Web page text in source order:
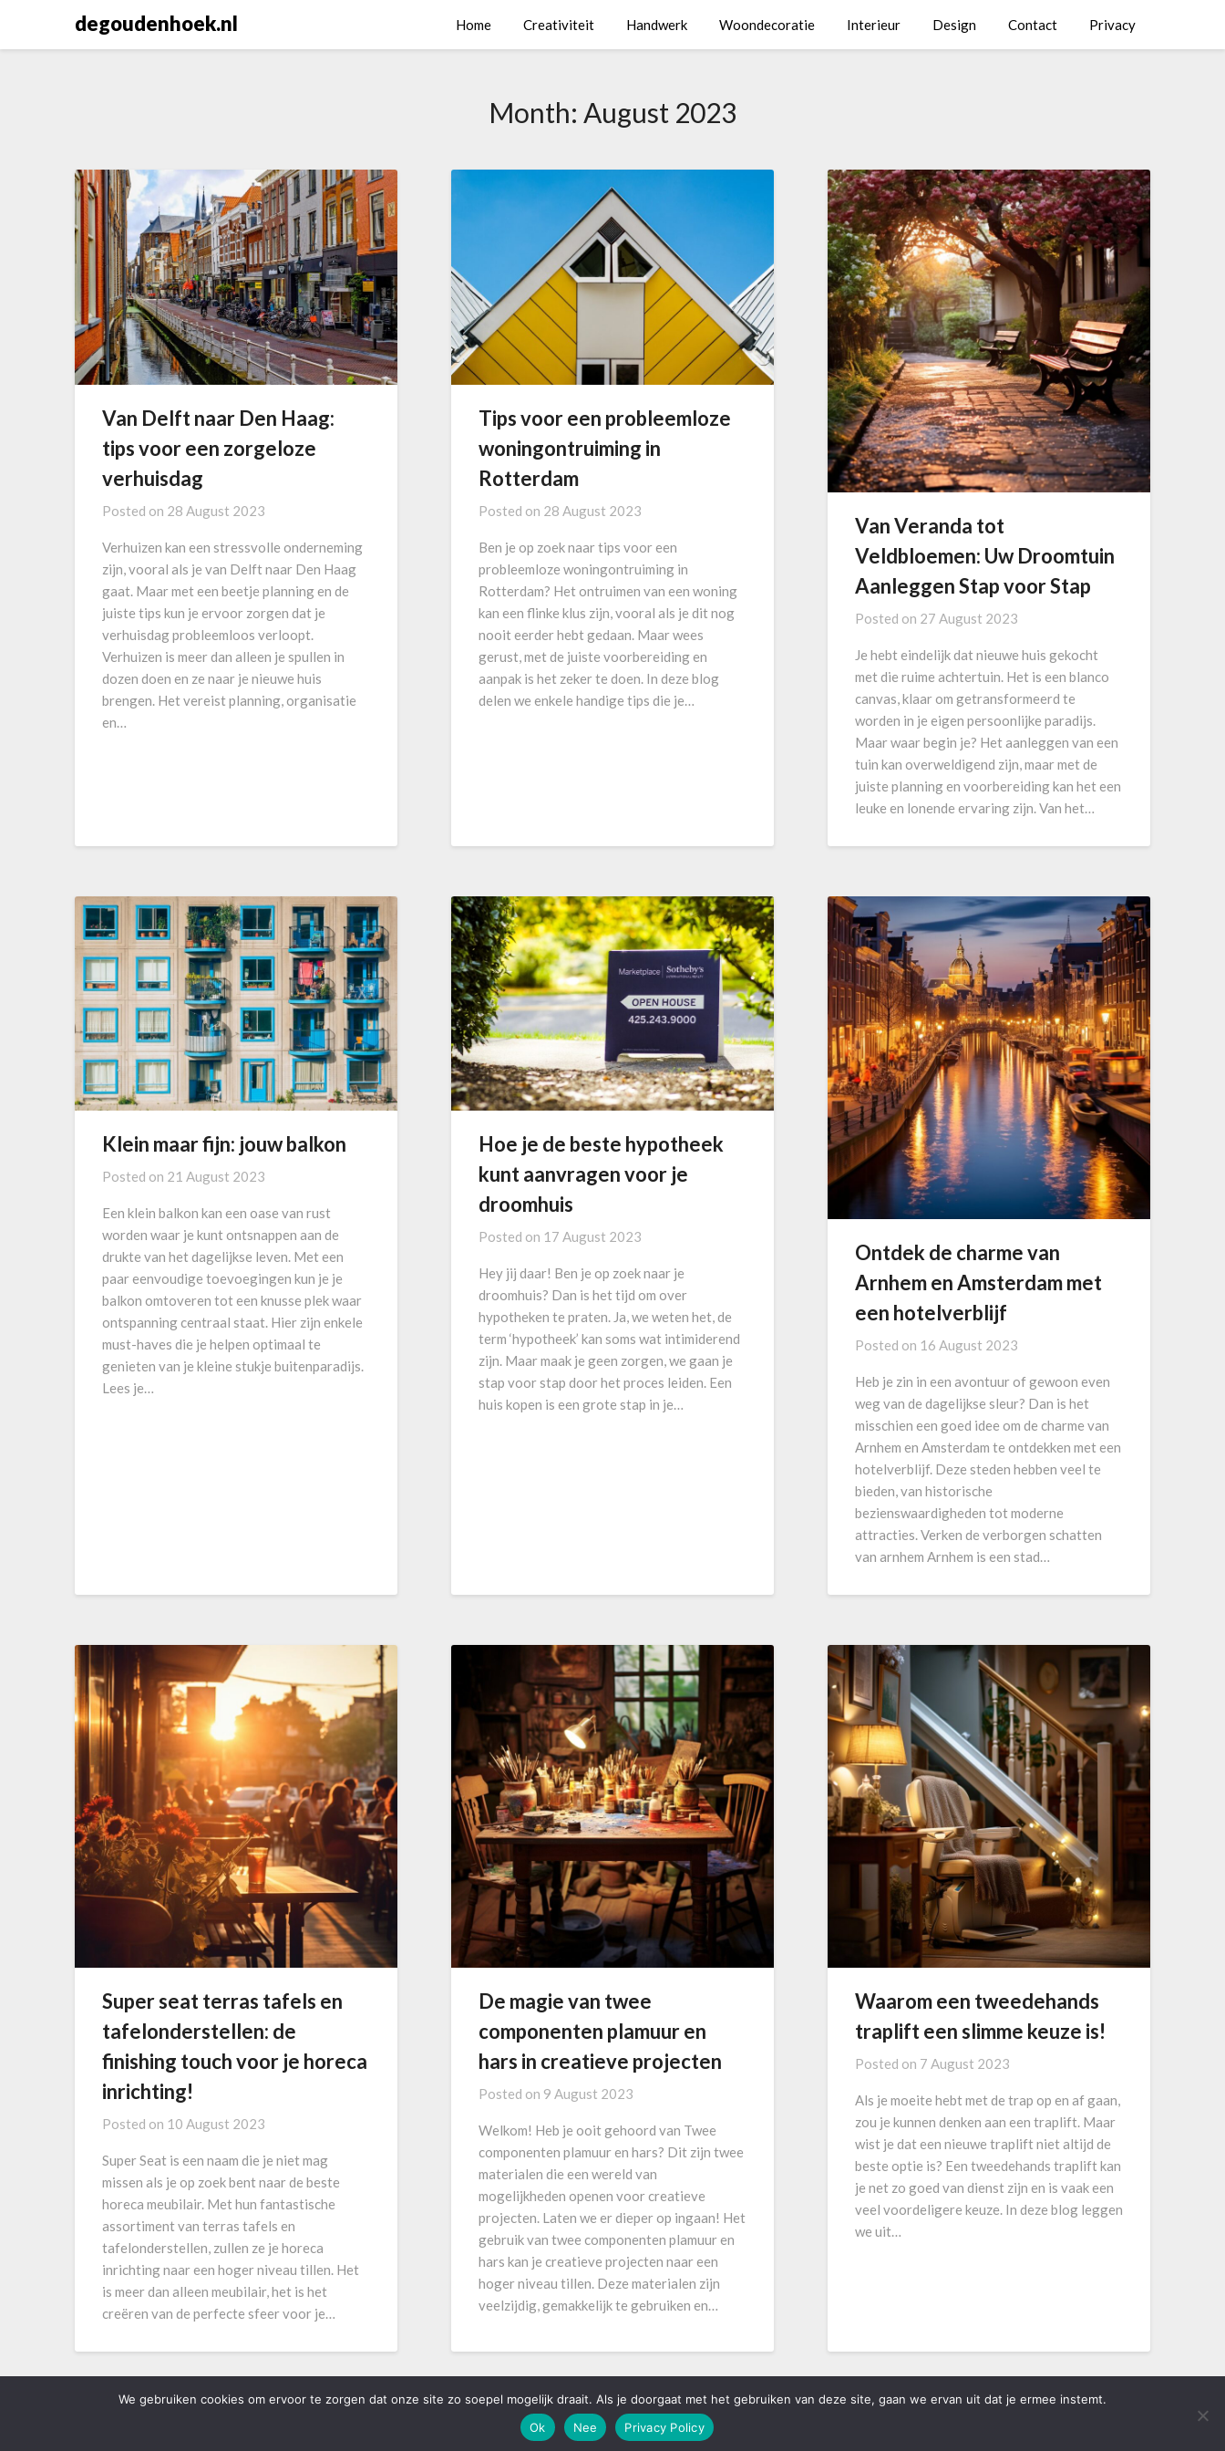
degoudenhoek.nl Home Creativiteit Handwerk Woondecoratie Interieur Design Contact Privacy
Month: August 2023
Van Delft naar Den Haag:
tips voor een zorgeloze
verhuisdag
Posted on 28 August 2023
Verhuizen kan een stressvolle onderneming
zijn, vooral als je van Delft naar Den Haag
gaat. Maar met een beetje planning en de
juiste tips kun je ervoor zorgen dat je
verhuisdag probleemloos verloopt.
Verhuizen is meer dan alleen je spullen in
dozen doen en ze naar je nieuwe huis
brengen. Het vereist planning, organisatie
en…
Tips voor een probleemloze
woningontruiming in
Rotterdam
Posted on 28 August 2023
Ben je op zoek naar tips voor een
probleemloze woningontruiming in
Rotterdam? Het ontruimen van een woning
kan een flinke klus zijn, vooral als je dit nog
nooit eerder hebt gedaan. Maar wees
gerust, met de juiste voorbereiding en
aanpak is het zeker te doen. In deze blog
delen we enkele handige tips die je…
Van Veranda tot
Veldbloemen: Uw Droomtuin
Aanleggen Stap voor Stap
Posted on 27 August 2023
Je hebt eindelijk dat nieuwe huis gekocht
met die ruime achtertuin. Het is een blanco
canvas, klaar om getransformeerd te
worden in je eigen persoonlijke paradijs.
Maar waar begin je? Het aanleggen van een
tuin kan overweldigend zijn, maar met de
juiste planning en voorbereiding kan het een
leuke en lonende ervaring zijn. Van het…
Klein maar fijn: jouw balkon
Posted on 21 August 2023
Een klein balkon kan een oase van rust
worden waar je kunt ontsnappen aan de
drukte van het dagelijkse leven. Met een
paar eenvoudige toevoegingen kun je je
balkon omtoveren tot een knusse plek waar
ontspanning centraal staat. Hier zijn enkele
must-haves die je helpen optimaal te
genieten van je kleine stukje buitenparadijs.
Lees je…
Hoe je de beste hypotheek
kunt aanvragen voor je
droomhuis
Posted on 17 August 2023
Hey jij daar! Ben je op zoek naar je
droomhuis? Dan is het tijd om over
hypotheken te praten. Ja, we weten het, de
term ‘hypotheek’ kan soms wat intimiderend
zijn. Maar maak je geen zorgen, we gaan je
stap voor stap door het proces leiden. Een
huis kopen is een grote stap in je…
Ontdek de charme van
Arnhem en Amsterdam met
een hotelverblijf
Posted on 16 August 2023
Heb je zin in een avontuur of gewoon even
weg van de dagelijkse sleur? Dan is het
misschien een goed idee om de charme van
Arnhem en Amsterdam te ontdekken met een
hotelverblijf. Deze steden hebben veel te
bieden, van historische
bezienswaardigheden tot moderne
attracties. Verken de verborgen schatten
van arnhem Arnhem is een stad…
Super seat terras tafels en
tafelonderstellen: de
finishing touch voor je horeca
inrichting!
Posted on 10 August 2023
Super Seat is een naam die je niet mag
missen als je op zoek bent naar de beste
horeca meubilair. Met hun fantastische
assortiment van terras tafels en
tafelonderstellen, zullen ze je horeca
inrichting naar een hoger niveau tillen. Het
is meer dan alleen meubilair, het is het
creëren van de perfecte sfeer voor je…
De magie van twee
componenten plamuur en
hars in creatieve projecten
Posted on 9 August 2023
Welkom! Heb je ooit gehoord van Twee
componenten plamuur en hars? Dit zijn twee
materialen die een wereld van
mogelijkheden openen voor creatieve
projecten. Laten we er dieper op ingaan! Het
gebruik van twee componenten plamuur en
hars kan je creatieve projecten naar een
hoger niveau tillen. Deze materialen zijn
veelzijdig, gemakkelijk te gebruiken en…
Waarom een tweedehands
traplift een slimme keuze is!
Posted on 7 August 2023
Als je moeite hebt met de trap op en af gaan,
zou je kunnen denken aan een traplift. Maar
wist je dat een nieuwe traplift niet altijd de
beste optie is? Een tweedehands traplift kan
je net zo goed van dienst zijn en is vaak een
veel voordeligere keuze. In deze blog leggen
we uit…
©2026 degoudenhoek.nl | Powered bySuperbThemes
We gebruiken cookies om ervoor te zorgen dat onze site zo soepel mogelijk draait. Als je doorgaat met het gebruiken van deze site, gaan we ervan uit dat je ermee instemt.
Ok
Nee Privacy Policy